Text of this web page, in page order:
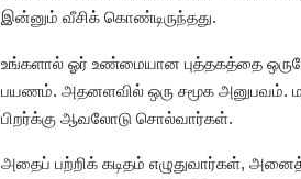
இன்னும் வீசிக் கொண்டிருந்தது.
உங்களால் ஓர் உண்மையான புத்தகத்தை
பயணம். அதனளவில் ஒரு சமூக அனுபவம்.
பிறர்க்கு ஆவலோடு சொல்வார்கள்.
அதைப் பற்றிக் கடிதம் எழுதுவார்கள்,